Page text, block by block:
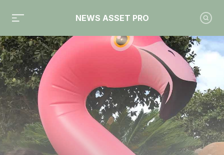
NEWS ASSET PRO
Toute l'actualité sur le tag "Boston Consulting Group"